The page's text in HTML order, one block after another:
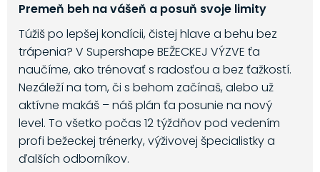
Premeň beh na vášeň a posuň svoje limity
Túžiš po lepšej kondícii, čistej hlave a behu bez
trápenia? V Supershape BEŽECKEJ VÝZVE ťa
naučíme, ako trénovať s radosťou a bez ťažkostí.
Nezáleží na tom, či s behom začínaš, alebo už
aktívne makáš – náš plán ťa posunie na nový
level. To všetko počas 12 týždňov pod vedením
profi bežeckej trénerky, výživovej špecialistky a
ďalších odborníkov.